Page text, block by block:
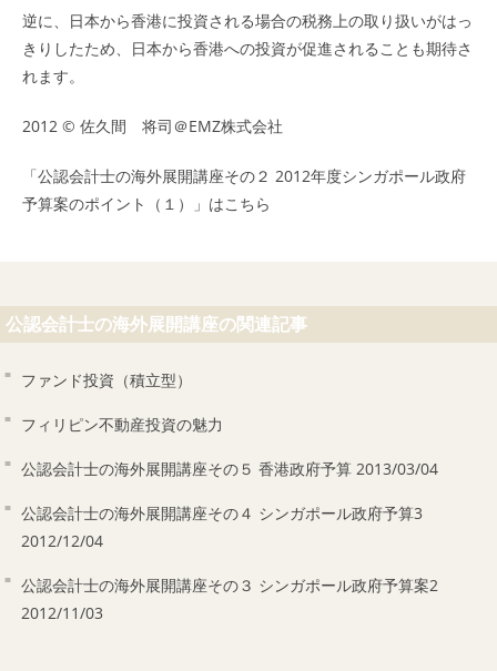
逆に、日本から香港に投資される場合の税務上の取り扱いがはっ
きりしたため、日本から香港への投資が促進されることも期待さ
れます。
2012 © 佐久間 将司＠EMZ株式会社
「公認会計士の海外展開講座その２ 2012年度シンガポール政府
予算案のポイント（１）」はこちら
公認会計士の海外展開講座の関連記事
ファンド投資（積立型）
フィリピン不動産投資の魅力
公認会計士の海外展開講座その５ 香港政府予算 2013/03/04
公認会計士の海外展開講座その４ シンガポール政府予算3
2012/12/04
公認会計士の海外展開講座その３ シンガポール政府予算案2
2012/11/03